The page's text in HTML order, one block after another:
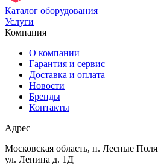
Каталог оборудования
Услуги
Компания
О компании
Гарантия и сервис
Доставка и оплата
Новости
Бренды
Контакты
Адрес
Московская область, п. Лесные
ул. Ленина д. 1Д